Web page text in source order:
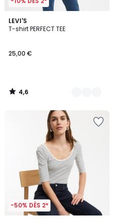
LEVI'S
T-shirt PERFECT TEE
25,00 €
4,6
/ 5
2
Couleurs
4,6
/
-50% DÈS 2*